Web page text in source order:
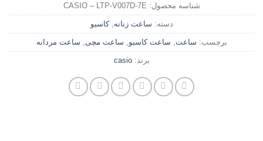
شناسه محصول: CASIO – LTP-V007D-7E
دسته: ساعت زنانه,کاسیو
برچسب: ساعت, ساعت کاسیو, ساعت مچی, ساعت مردانه
برند:casio